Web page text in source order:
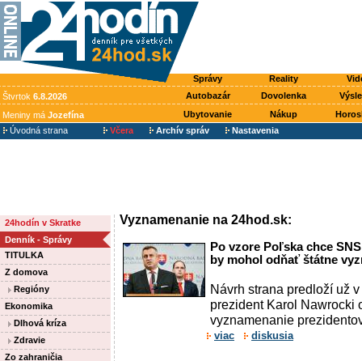
Správy Reality
Štvrtok 6.8.2026 Autobazár Dovolenka
Meniny má Jozefína Ubytovanie Nákup
Úvodná strana
Včera Archív správ Nastavenia
24hodín v Skratke
Denník - Správy
TITULKA
Z domova
Regióny
Ekonomika
Dlhová kríza
Zdravie
Zo zahraničia
Vyznamenanie na 24hod.sk:
Po vzore Poľska chce
by mohol odňať štátne
Návrh strana predloží už
prezident Karol Nawrocki
vyznamenanie
viac diskusia